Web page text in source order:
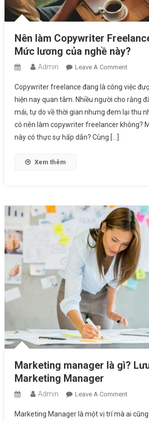
Nên làm Copywriter
Mức lương của nghề này?
Admin Leave A CommentOn
Làm
Không?
Copywriter freelance đang là công việc
hiện nay quan tâm. Nhiều người cho rằng
mái, tự do về thời gian nhưng đem lại thu
có nên làm copywriter freelancer không?
này có thực sự hấp dẫn? Cùng […]
Xem thêm
Marketing manager là gì?
Marketing Manager
Admin Leave A CommentOn
Marketing Manager là một vị trí mà ai